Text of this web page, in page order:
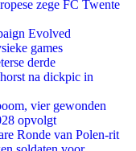
zege FC Twente
Evolved
games
derde
na dickpic in
vier gewonden
opvolgt
Ronde van Polen-rit